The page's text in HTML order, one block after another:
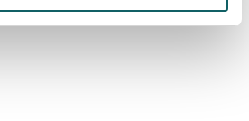
MONITORES